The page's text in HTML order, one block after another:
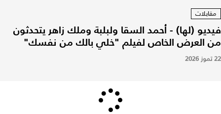
مقابلات
فيديو (لها) - أحمد السقا ولبلبة وملك زاهر يتحدثون
من العرض الخاص لفيلم "خلي بالك من نفسك"
22 تموز 2026